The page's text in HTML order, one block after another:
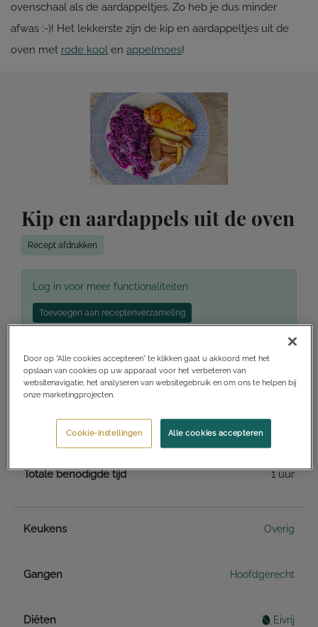
ovenschaal als de aardappeltjes. Zo heb je dus minder
afwas :-)! Het lekkerste zijn de kip en aardappeltjes uit de
oven met rode kool en appelmoes!
Kip en aardappels uit de oven
Recept afdrukken
Log in voor meer functionaliteiten
Toevoegen aan receptenverzameling
Totale benodigde tijd 1 uur
Keukens Overig
Gangen Hoofdgerecht
Diëten Eivrij
Door op “Alle cookies accepteren” te klikken gaat u akkoord met het
opslaan van cookies op uw apparaat voor het verbeteren van
websitenavigatie, het analyseren van websitegebruik en om ons te helpen bij
onze marketingprojecten.
Alle cookies accepteren
Cookie-instellingen